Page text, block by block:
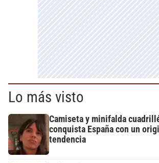
Lo más visto
Camiseta y minifalda
conquista España con un
tendencia